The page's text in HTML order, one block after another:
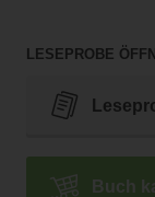
LESEPROBE
Buch